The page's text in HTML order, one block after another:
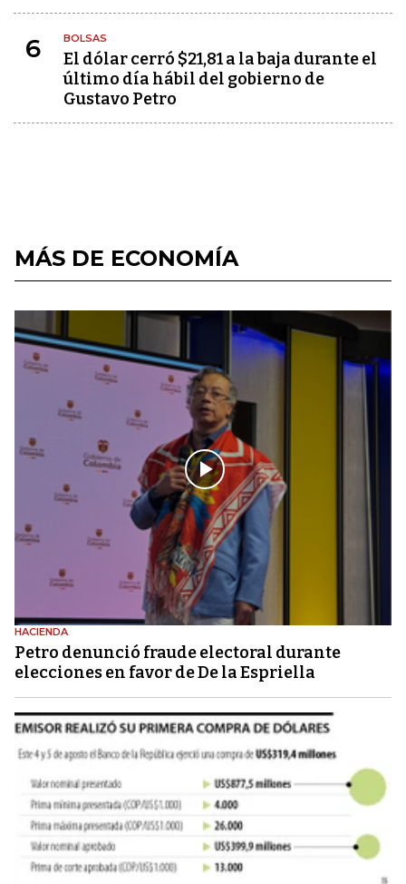
6 BOLSAS
El dólar cerró $21,81 a la baja durante el
último día hábil del gobierno de
Gustavo Petro
MÁS DE ECONOMÍA
HACIENDA
Petro denunció fraude electoral durante
elecciones en favor de De la Espriella